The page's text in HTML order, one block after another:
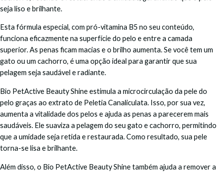
seja liso e brilhante.
Esta fórmula especial, com pró-vitamina B5 no seu conteúdo,
funciona eficazmente na superfície do pelo e entre a camada
superior. As penas ficam macias e o brilho aumenta. Se você tem um
gato ou um cachorro, é uma opção ideal para garantir que sua
pelagem seja saudável e radiante.
Bio PetActive Beauty Shine estimula a microcirculação da pele do
pelo graças ao extrato de Peletia Canaliculata. Isso, por sua vez,
aumenta a vitalidade dos pelos e ajuda as penas a parecerem mais
saudáveis. Ele suaviza a pelagem do seu gato e cachorro, permitindo
que a umidade seja retida e restaurada. Como resultado, sua pele
torna-se lisa e brilhante.
Além disso, o Bio PetActive Beauty Shine também ajuda a remover a